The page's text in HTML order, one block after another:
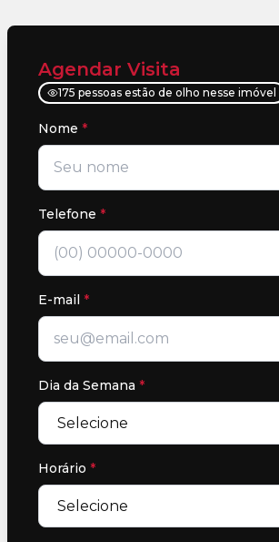
Agendar Visita
175 pessoas estão de olho nesse imóvel
Nome *
Telefone *
E-mail *
Dia da Semana *
Horário *